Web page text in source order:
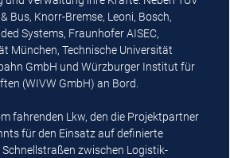
Bus, Knorr-Bremse, Leoni, Bosch,
Systems, Fraunhofer AISEC,
München, Technische Universität
GmbH und Würzburger Institut für
(WIVW GmbH) an Bord.
fahrenden Lkw, den die Projektpartner
für den Einsatz auf definierte
zwischen Logistik-